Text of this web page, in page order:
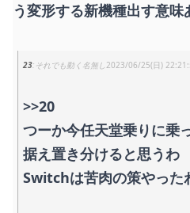
う変形する新機種出す意味
23 それでも動く名無し2023/06/25(日)
>>20
つーか今任天堂乗りに乗
据え置き分けると思うわ
Switchは苦肉の策やった